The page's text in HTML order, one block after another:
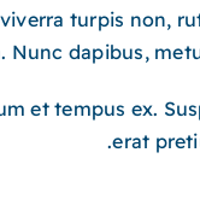
turpis non,
Nunc dapibus,
et tempus ex.
erat